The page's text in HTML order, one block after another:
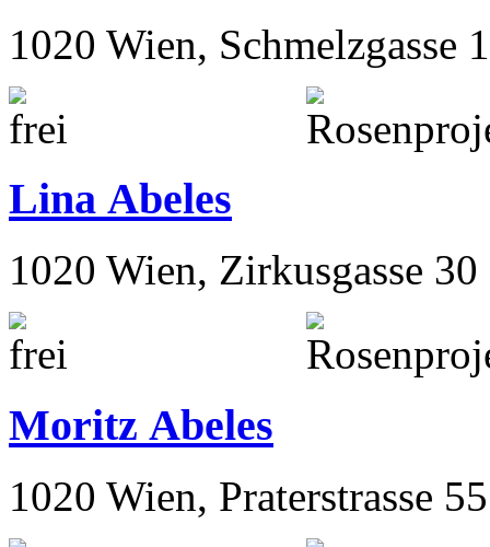
1020 Wien, Schmelzgasse
Lina Abeles
1020 Wien, Zirkusgasse 30
Moritz Abeles
1020 Wien, Praterstrasse 55